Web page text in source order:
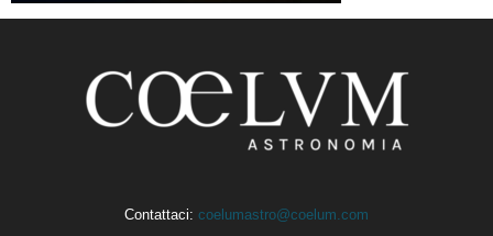
Contattaci: coelumastro@coelum.com